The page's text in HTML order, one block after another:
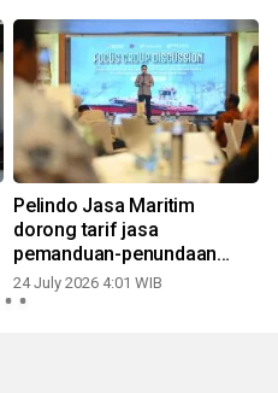
Pelindo Jasa Maritim
dorong tarif jasa
pemanduan-penundaan
yang transparan
24 July 2026 4:01 WIB